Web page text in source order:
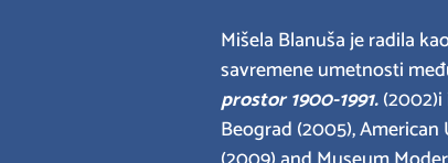
Mišela Blanuša je radila
savremene umetnosti
prostor 1900-1991.
Beograd (2005),